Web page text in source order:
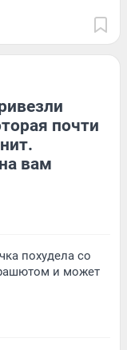
почти
вам
похудела со
и может